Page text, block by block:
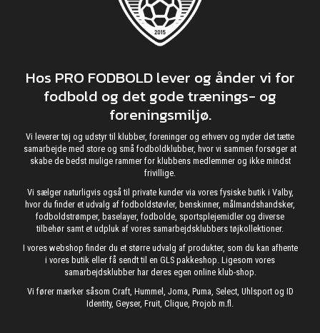
Hos PRO FODBOLD lever og ånder vi for
fodbold og det gode trænings- og
foreningsmiljø.
Vi leverer tøj og udstyr til klubber, foreninger og erhverv og nyder det tætte
samarbejde med store og små fodboldklubber, hvor vi sammen forsøger at
skabe de bedst mulige rammer for klubbens medlemmer og ikke mindst
frivillige.
Vi sælger naturligvis også til private kunder via vores fysiske butik i Valby,
hvor du finder et udvalg af fodboldstøvler, benskinner, målmandshandsker,
fodboldstrømper, baselayer, fodbolde, sportsplejemidler og diverse
tilbehør samt et udpluk af vores samarbejdsklubbers tøjkollektioner.
I vores webshop finder du et større udvalg af produkter, som du kan afhente
i vores butik eller få sendt til en GLS pakkeshop. Ligesom vores
samarbejdsklubber har deres egen online klub-shop.
Vi fører mærker såsom Craft, Hummel, Joma, Puma, Select, Uhlsport og ID
Identity, Geyser, Fruit, Clique, Projob m.fl.